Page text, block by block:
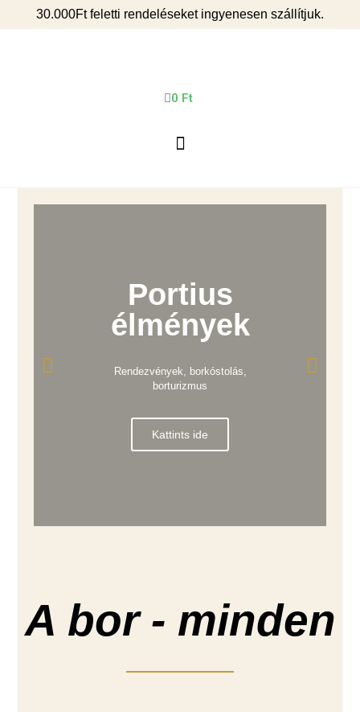
30.000Ft feletti rendeléseket ingyenesen szállítjuk.
0 Ft
Portius
élmények
Rendezvények, borkóstolás,
borturizmus
Kattints ide
A bor - minden